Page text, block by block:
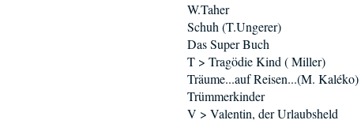
W.Taher
Schuh (T.Ungerer)
Das Super Buch
T > Tragödie Kind ( Miller)
Träume...auf Reisen...(M. Kaléko)
Trümmerkinder
V > Valentin, der Urlaubsheld